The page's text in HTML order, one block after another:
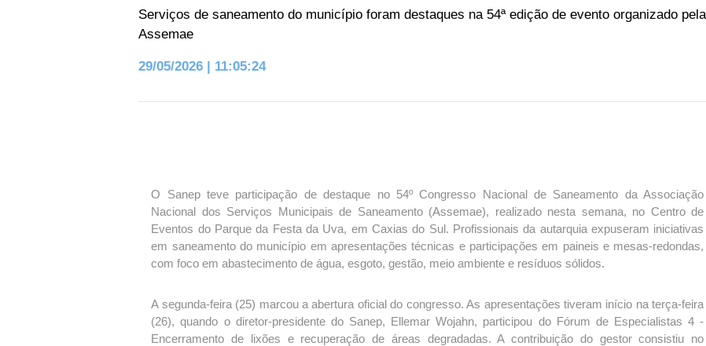
Serviços de saneamento do município foram destaques na 54ª edição de evento organizado pela
Assemae
29/05/2026 | 11:05:24
O Sanep teve participação de destaque no 54º Congresso Nacional de Saneamento da Associação
Nacional dos Serviços Municipais de Saneamento (Assemae), realizado nesta semana, no Centro de
Eventos do Parque da Festa da Uva, em Caxias do Sul. Profissionais da autarquia expuseram iniciativas
em saneamento do município em apresentações técnicas e participações em paineis e mesas-redondas,
com foco em abastecimento de água, esgoto, gestão, meio ambiente e resíduos sólidos.
A segunda-feira (25) marcou a abertura oficial do congresso. As apresentações tiveram início na terça-feira
(26), quando o diretor-presidente do Sanep, Ellemar Wojahn, participou do Fórum de Especialistas 4 -
Encerramento de lixões e recuperação de áreas degradadas. A contribuição do gestor consistiu no